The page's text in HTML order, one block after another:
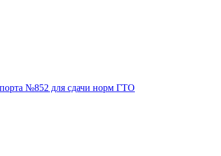
№852 для сдачи норм ГТО